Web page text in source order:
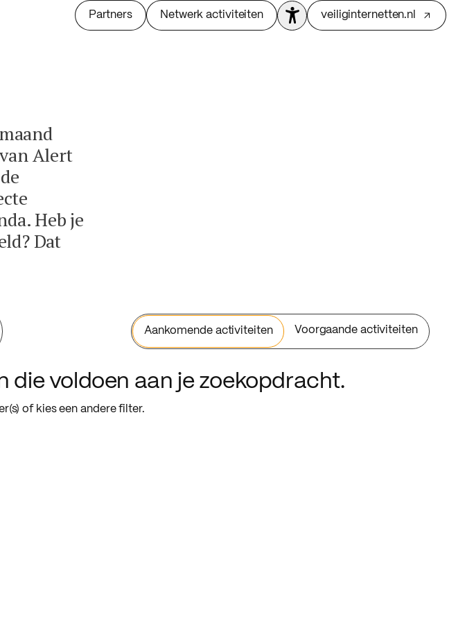
Partners Netwerk activiteiten veiliginternetten.nl
Alert
Heb je
Dat
Aankomende activiteiten Voorgaande activiteiten
die voldoen aan je zoekopdracht.
of kies een andere filter.